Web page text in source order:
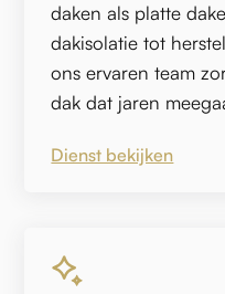
daken als platte
dakisolatie tot
ons ervaren team
dak dat jaren
Dienst bekijken